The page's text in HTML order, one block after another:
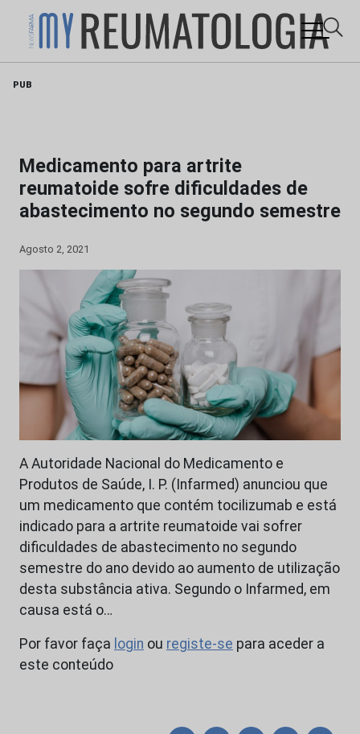
PUB
Medicamento para artrite
reumatoide sofre dificuldades de
abastecimento no segundo semestre
Agosto 2, 2021
A Autoridade Nacional do Medicamento e
Produtos de Saúde, I. P. (Infarmed) anunciou que
um medicamento que contém tocilizumab e está
indicado para a artrite reumatoide vai sofrer
dificuldades de abastecimento no segundo
semestre do ano devido ao aumento de utilização
desta substância ativa. Segundo o Infarmed, em
causa está o…
Por favor faça login ou registe-se para aceder a
este conteúdo